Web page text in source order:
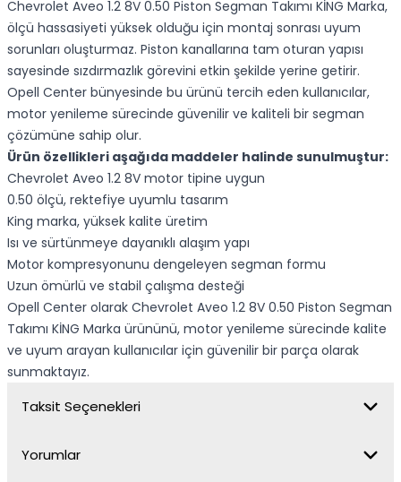
Chevrolet Aveo 1.2 8V 0.50 Piston Segman Takımı KİNG Marka,
ölçü hassasiyeti yüksek olduğu için montaj sonrası uyum
sorunları oluşturmaz. Piston kanallarına tam oturan yapısı
sayesinde sızdırmazlık görevini etkin şekilde yerine getirir.
Opell Center bünyesinde bu ürünü tercih eden kullanıcılar,
motor yenileme sürecinde güvenilir ve kaliteli bir segman
çözümüne sahip olur.
Ürün özellikleri aşağıda maddeler halinde sunulmuştur:
Chevrolet Aveo 1.2 8V motor tipine uygun
0.50 ölçü, rektefiye uyumlu tasarım
King marka, yüksek kalite üretim
Isı ve sürtünmeye dayanıklı alaşım yapı
Motor kompresyonunu dengeleyen segman formu
Uzun ömürlü ve stabil çalışma desteği
Opell Center olarak Chevrolet Aveo 1.2 8V 0.50 Piston Segman
Takımı KİNG Marka ürününü, motor yenileme sürecinde kalite
ve uyum arayan kullanıcılar için güvenilir bir parça olarak
sunmaktayız.
Taksit Seçenekleri
Yorumlar